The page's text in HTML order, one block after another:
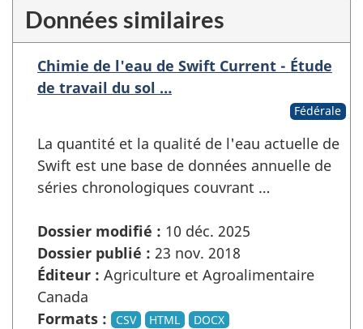
Données similaires
Chimie de l'eau de Swift Current - Étude
de travail du sol …
Fédérale
La quantité et la qualité de l'eau actuelle de
Swift est une base de données annuelle de
séries chronologiques couvrant …
Dossier modifié : 10 déc. 2025
Dossier publié : 23 nov. 2018
Éditeur : Agriculture et Agroalimentaire
Canada
Formats :
CSV HTML DOCX